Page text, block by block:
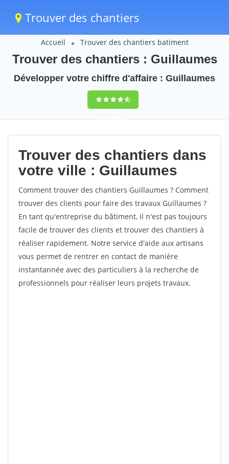
Trouver des chantiers
Accueil Trouver des chantiers batiment
Trouver des chantiers : Guillaumes
Développer votre chiffre d'affaire : Guillaumes
9,5(100%)64
votes
Trouver des chantiers dans
votre ville : Guillaumes
Comment trouver des chantiers Guillaumes ? Comment
trouver des clients pour faire des travaux Guillaumes ?
En tant qu'entreprise du bâtiment, il n'est pas toujours
facile de trouver des clients et trouver des chantiers à
réaliser rapidement. Notre service d'aide aux artisans
vous permet de rentrer en contact de manière
instantannée avec des particuliers à la recherche de
professionnels pour réaliser leurs projets travaux.